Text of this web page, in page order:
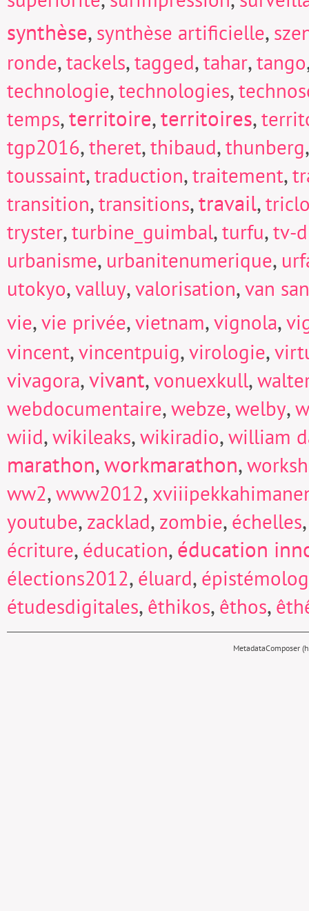
synthèse, synthèse artificielle,
ronde,tackels,tagged,tahar,tango
technologie,technologies,
temps,territoire,territoires,
tgp2016,theret,thibaud,thunberg
toussaint,traduction,traitement,
transition,transitions,travail,
tryster,turbine_guimbal,turfu,tv-
urbanisme, urbanitenumerique,
utokyo,valluy,valorisation,van
vie,vie privée,vietnam,vignola,
vincent,vincentpuig,virologie,
vivagora,vivant,vonuexkull,
webdocumentaire,webze,welby,
wiid,wikileaks,wikiradio,william
marathon,workmarathon,
ww2,www2012,
youtube, zacklad, zombie, échelles
écriture, éducation,éducation
élections2012, éluard,
étudesdigitales, êthikos, êthos,
MetadataComposer